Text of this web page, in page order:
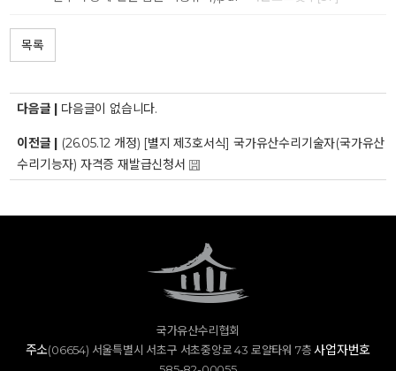
목록
다음글 | 다음글이 없습니다.
이전글 | (26.05.12 개정) [별지 제3호서식] 국가유산수리기술자(국가유산
수리기능자) 자격증 재발급신청서
국가유산수리협회
주소(06654) 서울특별시 서초구 서초중앙로 43 로얄타워 7층사업자번호